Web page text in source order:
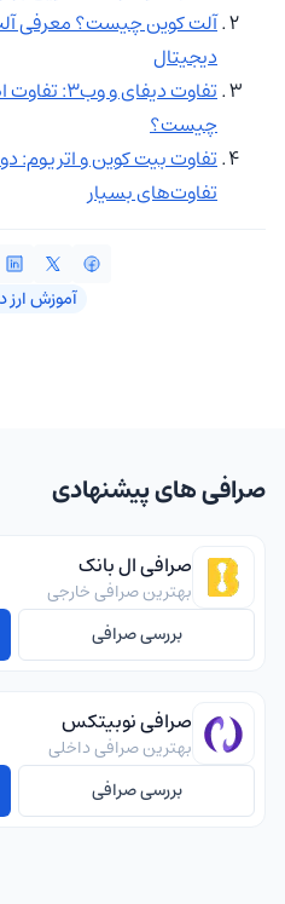
آلت کوین چیست؟ معرفی
دیجیتال
چیست؟
تفاوت بیت کوین و اتریوم: دو
تفاوت‌های بسیار
آموزش ارز
صرافی های پیشنهادی
صرافی ال بانک
بهترین صرافی خارجی
بررسی صرافی
صرافی نوبیتکس
بهترین صرافی داخلی
بررسی صرافی